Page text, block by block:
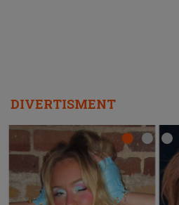
DIVERTISMENT